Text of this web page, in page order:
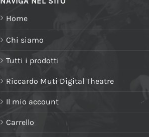
Home
Chi siamo
Tutti i prodotti
Riccardo Muti Digital Theatre
Il mio account
Carrello